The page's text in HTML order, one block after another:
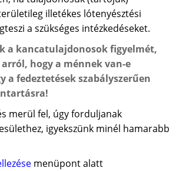
illetékes lótenyésztési
a szükséges intézkedéseket.
a kancatulajdonosok figyelmét,
hogy a ménnek van-e
a fedeztetések szabályszerűen
merül fel, úgy forduljanak
igyekszünk minél hamarabb
menüpont alatt